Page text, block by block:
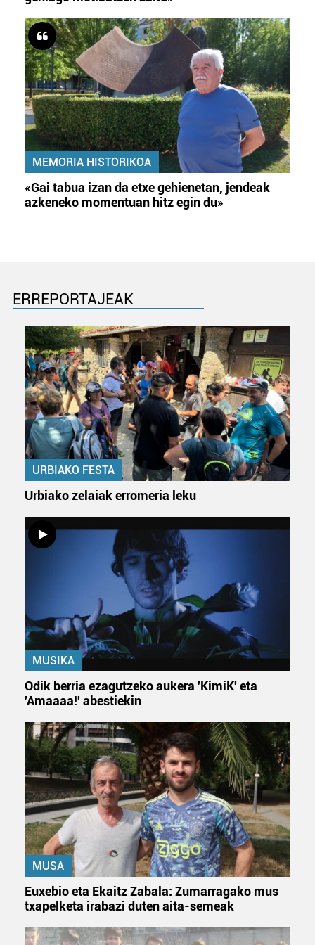
MEMORIA HISTORIKOA
«Gai tabua izan da etxe gehienetan, jendeak
azkeneko momentuan hitz egin du»
ERREPORTAJEAK
URBIAKO FESTA
Urbiako zelaiak erromeria leku
MUSIKA
Odik berria ezagutzeko aukera 'KimiK' eta
'Amaaaa!' abestiekin
MUSA
Euxebio eta Ekaitz Zabala: Zumarragako mus
txapelketa irabazi duten aita-semeak